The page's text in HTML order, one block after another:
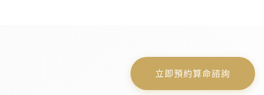
立即預約算命諮詢